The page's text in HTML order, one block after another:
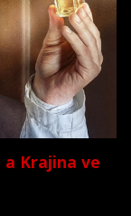
a Krajina ve